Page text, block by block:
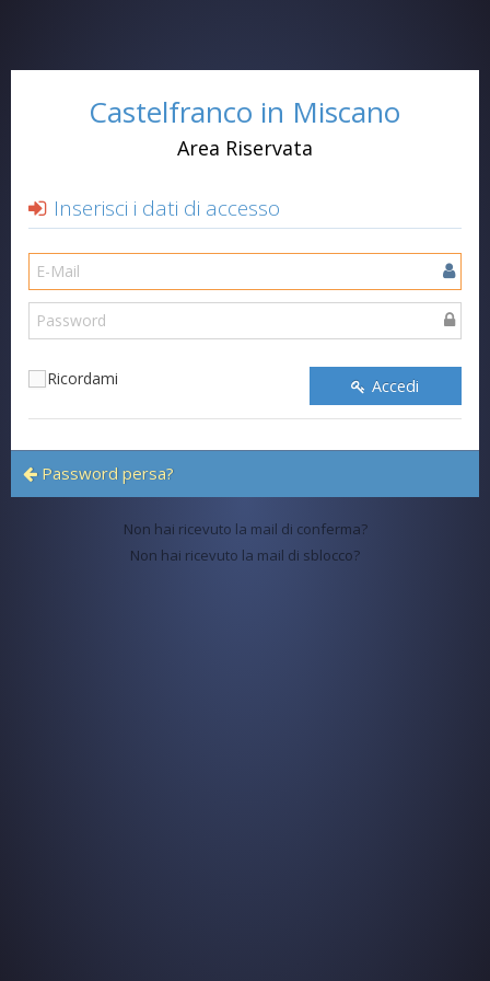
Castelfranco in Miscano
Area Riservata
Inserisci i dati di accesso
Ricordami Accedi
Password persa?
Non hai ricevuto la mail di conferma?
Non hai ricevuto la mail di sblocco?